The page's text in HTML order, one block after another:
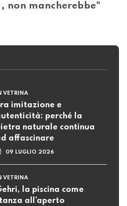
non mancherebbe"
VETRINA
Tra imitazione e
perché la
naturale continua
affascinare
09 LUGLIO 2026
VETRINA
la piscina come
all’aperto